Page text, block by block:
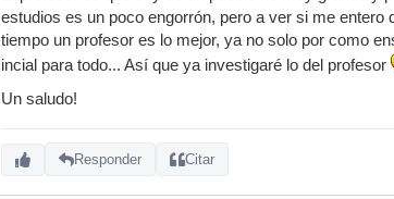
Esta va de links:
DRUMMERWORLD LINKS
Para mi la mejor es online drummer (Drum
A disfrutar
estudios es un poco engorrón, pero a ver si me entero
tiempo un profesor es lo mejor, ya no solo por como
incial para todo... Así que ya investigaré lo del profesor
Un saludo!
Responder Citar